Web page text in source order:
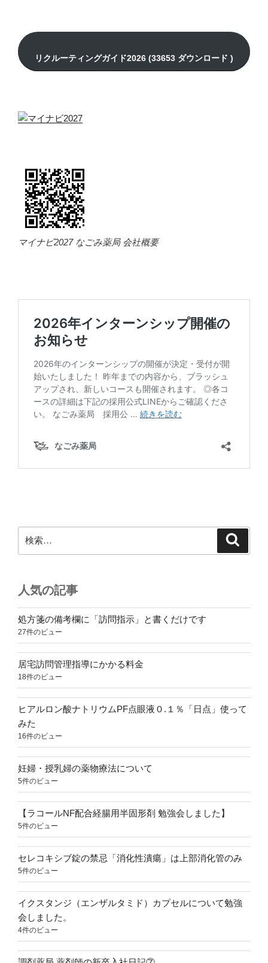
マイナビ2027 なごみ薬局 会社概要
索:
人気の記事
処方箋の備考欄に「訪問指示」と書くだけです
27件のビュー
居宅訪問管理指導にかかる料金
18件のビュー
ヒアルロン酸ナトリウムPF点眼液０.１％「日点」使って
みた
16件のビュー
妊婦・授乳婦の薬物療法について
5件のビュー
【ラコールNF配合経腸用半固形剤 勉強会しました】
5件のビュー
セレコキシブ錠の禁忌「消化性潰瘍」は上部消化管のみ
5件のビュー
イクスタンジ（エンザルタミド）カプセルについて勉強
会しました。
4件のビュー